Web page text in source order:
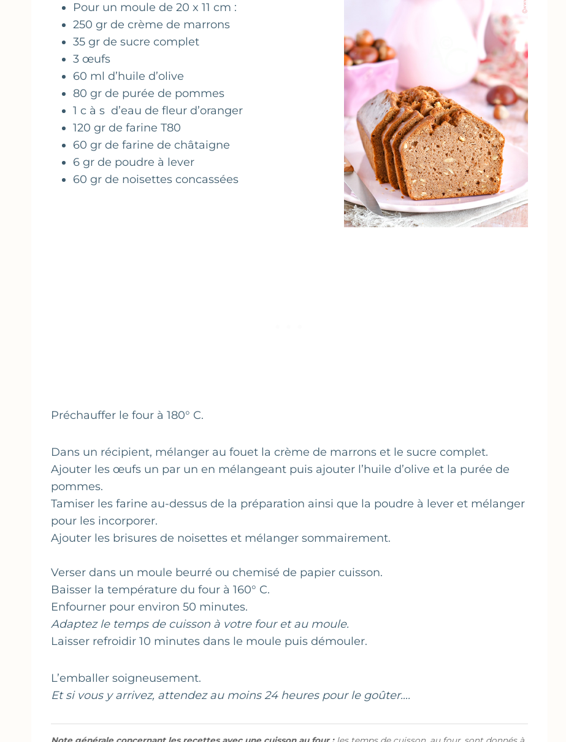
Pour un moule de 20 x 11 cm :
250 gr de crème de marrons
35 gr de sucre complet
3 œufs
60 ml d’huile d’olive
80 gr de purée de pommes
1 c à s d’eau de fleur d’oranger
120 gr de farine T80
60 gr de farine de châtaigne
6 gr de poudre à lever
60 gr de noisettes concassées
Préchauffer le four à 180° C.
Dans un récipient, mélanger au fouet la crème de marrons et le sucre complet.
Ajouter les œufs un par un en mélangeant puis ajouter l’huile d’olive et la purée de
pommes.
Tamiser les farine au-dessus de la préparation ainsi que la poudre à lever et mélanger
pour les incorporer.
Ajouter les brisures de noisettes et mélanger sommairement.
Verser dans un moule beurré ou chemisé de papier cuisson.
Baisser la température du four à 160° C.
Enfourner pour environ 50 minutes.
Adaptez le temps de cuisson à votre four et au moule.
Laisser refroidir 10 minutes dans le moule puis démouler.
L’emballer soigneusement.
Et si vous y arrivez, attendez au moins 24 heures pour le goûter….